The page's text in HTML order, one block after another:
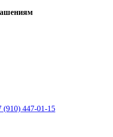
(910) 447-01-15